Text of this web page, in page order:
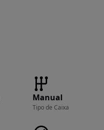
Manual
Tipo de Caixa